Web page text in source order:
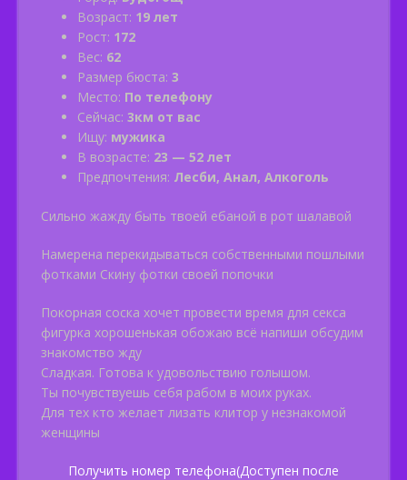
Возраст: 19 лет
Рост: 172
Вес: 62
Размер бюста: 3
Место: По телефону
Сейчас: 3км от вас
Ищу: мужика
В возрасте: 23 — 52 лет
Предпочтения: Лесби, Анал, Алкоголь
Сильно жажду быть твоей ебаной в рот шалавой
Намерена перекидываться собственными пошлыми
фотками Скину фотки своей попочки
Покорная соска хочет провести время для секса
фигурка хорошенькая обожаю всё напиши обсудим
знакомство жду
Сладкая. Готова к удовольствию голышом.
Ты почувствуешь себя рабом в моих руках.
Для тех кто желает лизать клитор у незнакомой
женщины
Получить номер телефона(Доступен после